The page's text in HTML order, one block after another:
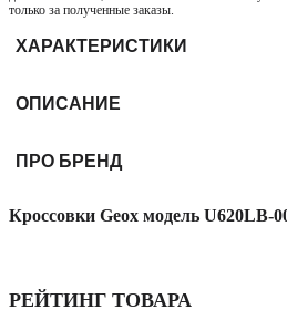
только за полученные заказы.
ХАРАКТЕРИСТИКИ
ОПИСАНИЕ
ПРО БРЕНД
Кроссовки Geox модель U620LB-
РЕЙТИНГ ТОВАРА